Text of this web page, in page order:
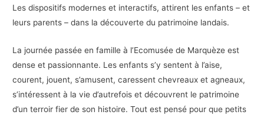
Les dispositifs modernes et interactifs, attirent les enfants – et
leurs parents – dans la découverte du patrimoine landais.
La journée passée en famille à l’Ecomusée de Marquèze est
dense et passionnante. Les enfants s’y sentent à l’aise,
courent, jouent, s’amusent, caressent chevreaux et agneaux,
s’intéressent à la vie d’autrefois et découvrent le patrimoine
d’un terroir fier de son histoire. Tout est pensé pour que petits